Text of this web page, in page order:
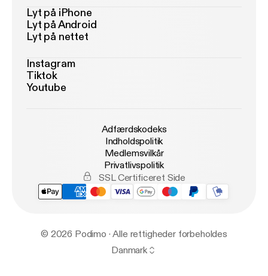
Lyt på iPhone
Lyt på Android
Lyt på nettet
Instagram
Tiktok
Youtube
Adfærdskodeks
Indholdspolitik
Medlemsvilkår
Privatlivspolitik
SSL Certificeret Side
© 2026 Podimo · Alle rettigheder forbeholdes
Danmark